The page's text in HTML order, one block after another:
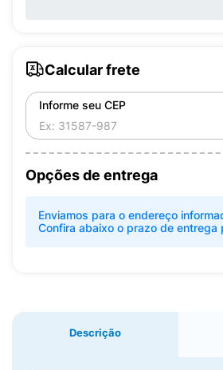
Calcular frete
Informe seu CEP
Opções de entrega
Enviamos para o endereço
Confira abaixo o prazo de entrega
Descrição